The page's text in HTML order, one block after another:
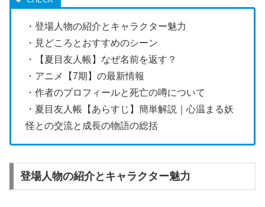
・登場人物の紹介とキャラクター魅力
・見どころとおすすめのシーン
・【夏目友人帳】なぜ名前を返す？
・アニメ【7期】の最新情報
・作者のプロフィールと死亡の噂について
・夏目友人帳【あらすじ】簡単解説｜心温まる妖
怪との交流と成長の物語の総括
登場人物の紹介とキャラクター魅力